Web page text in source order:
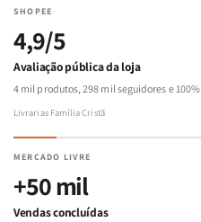
SHOPEE
4,9/5
Avaliação pública da loja
4 mil produtos, 298 mil seguidores e
Livrarias Família Cristã
MERCADO LIVRE
+50 mil
Vendas concluídas